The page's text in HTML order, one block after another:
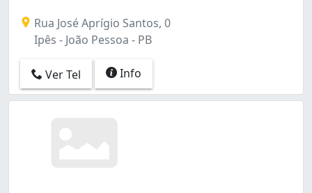
Rua José Aprígio Santos, 0
Ipês - João Pessoa - PB
Ver Tel Info